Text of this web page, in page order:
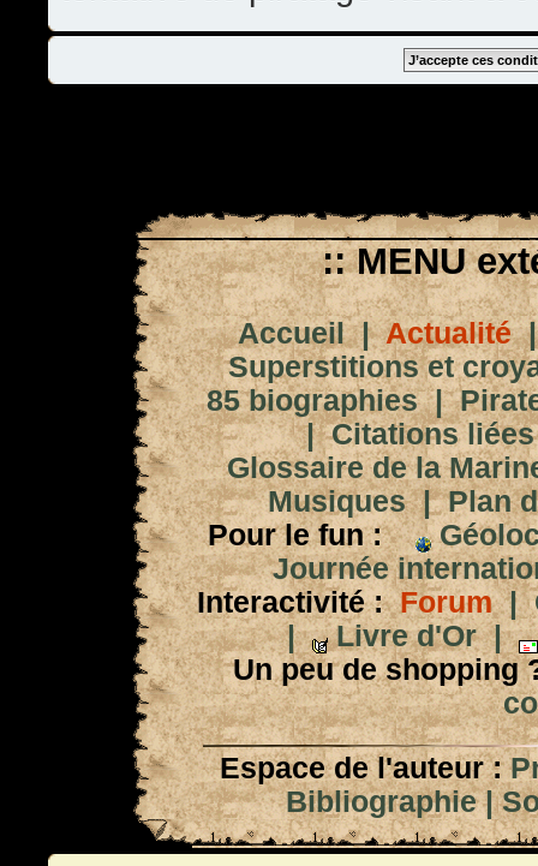
:: MENU
Accueil|Actualité
Superstitions et
85 biographies|
|Citations
Glossaire de la
Musiques|Plan
Pour le fun :
Journée
Interactivité : Forum|
|
Livre d'Or|
Un peu de shopping
Espace de l'auteur :
Bibliographie|